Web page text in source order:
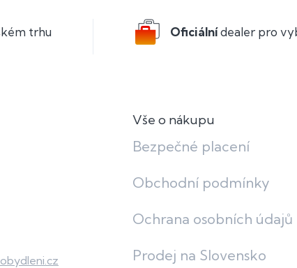
trhu Oficiálnídealer pro
Vše o nákupu
Bezpečné placení
Obchodní podmínky
Ochrana osobních údajů
Prodej na Slovensko